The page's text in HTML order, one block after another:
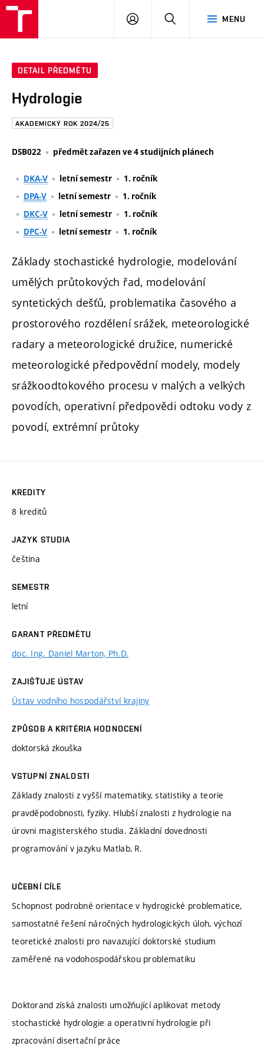
Brno
MENU
PŘIHLÁSIT
DETAIL PŘEDMĚTU
Hydrologie
AKADEMICKÝ ROK 2024/25
DSB022 předmět zařazen ve 4 studijních plánech
DKA-V letní semestr
1. ročník
DPA-V
letní semestr
1. ročník
DKC-V
letní semestr
1. ročník
DPC-V
letní semestr 1. ročník
Základy stochastické hydrologie, modelování
umělých průtokových řad, modelování
syntetických dešťů, problematika časového a
prostorového rozdělení srážek, meteorologické
radary a meteorologické družice, numerické
meteorologické předpovědní modely, modely
srážkoodtokového procesu v malých a velkých
povodích, operativní předpovědi odtoku vody z
povodí, extrémní průtoky
KREDITY
8 kreditů
JAZYK STUDIA
čeština
SEMESTR
letní
GARANT PŘEDMĚTU
doc. Ing. Daniel Marton, Ph.D.
ZAJIŠŤUJE ÚSTAV
Ústav vodního hospodářství krajiny
ZPŮSOB A KRITÉRIA HODNOCENÍ
doktorská zkouška
VSTUPNÍ ZNALOSTI
Základy znalosti z vyšší matematiky, statistiky a teorie
pravděpodobnosti, fyziky. Hlubší znalosti z hydrologie na
úrovni magisterského studia. Základní dovednosti
programování v jazyku Matlab, R.
UČEBNÍ CÍLE
Schopnost podrobné orientace v hydrogické problematice,
samostatné řešení náročných hydrologických úloh, výchozí
teoretické znalosti pro navazující doktorské studium
zaměřené na vodohospodářskou problematiku
Doktorand získá znalosti umožňující aplikovat metody
stochastické hydrologie a operativní hydrologie při
zpracování disertační práce